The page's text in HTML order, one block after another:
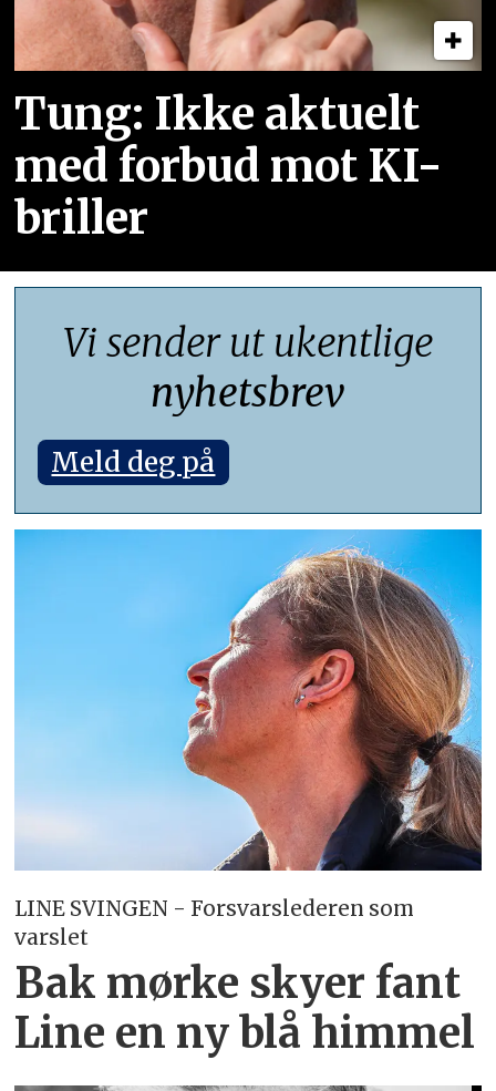
Tung: Ikke aktuelt
med forbud mot KI-
briller
Vi sender ut ukentlige
nyhetsbrev
Meld deg på
LINE SVINGEN - Forsvarslederen som
varslet
Bak mørke skyer fant
Line en ny blå himmel